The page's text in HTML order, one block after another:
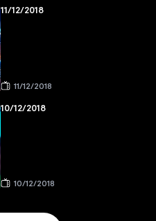
11/12/2018
11/12/2018
10/12/2018
10/12/2018